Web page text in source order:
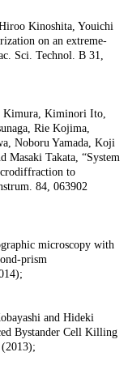
Hiroo Kinoshita, Youichi
on an extreme-
Sci. Technol. B 31,
Kimura, Kiminori Ito,
Rie Kojima,
Noboru Yamada, Koji
Masaki Takata, “System
to
84, 063902
microscopy with
prism
and Hideki
Bystander Cell Killing